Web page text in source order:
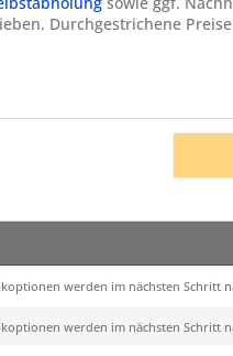
Durchgestrichene
werden im nächsten Schritt
werden im nächsten Schritt